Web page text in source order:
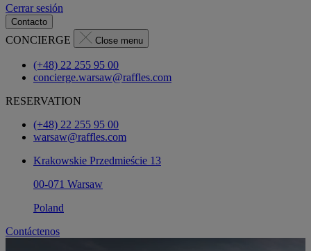
Cerrar sesión
Contacto
CONCIERGE Close menu
(+48) 22 255 95 00
concierge.warsaw@raffles.com
RESERVATION
(+48) 22 255 95 00
warsaw@raffles.com
Krakowskie Przedmieście 13
00-071 Warsaw
Poland
Contáctenos